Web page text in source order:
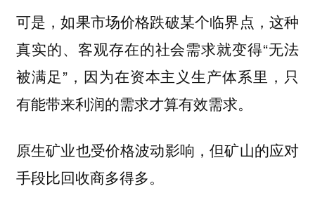
可是，如果市场价格跌破某个临界点，这种
真实的、客观存在的社会需求就变得“无法
被满足”，因为在资本主义生产体系里，只
有能带来利润的需求才算有效需求。
原生矿业也受价格波动影响，但矿山的应对
手段比回收商多得多。